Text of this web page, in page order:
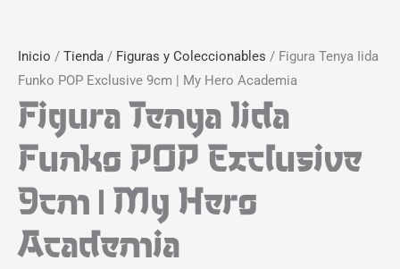
Inicio / Tienda / Figuras y Coleccionables / Figura Tenya Iida
Funko POP Exclusive 9cm | My Hero Academia
Figura Tenya Iida
Funko POP Exclusive
9cm | My Hero
Academia